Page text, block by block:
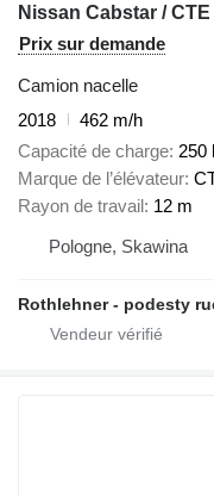
Nissan Cabstar /
Prix sur demande
Camion nacelle
2018
462 m/h
Capacité de charge 250
Marque de l’élévateur
Rayon de travail 12 m
Pologne, Skawina
Rothlehner - podesty